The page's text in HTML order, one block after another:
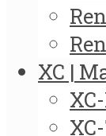
XC |